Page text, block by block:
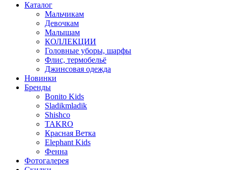
Каталог
Мальчикам
Девочкам
Малышам
КОЛЛЕКЦИИ
Головные уборы, шарфы
Флис, термобельё
Джинсовая одежда
Новинки
Бренды
Bonito Kids
Sladikmladik
Shishco
TAKRO
Красная Ветка
Elephant Kids
Фенна
Фотогалерея